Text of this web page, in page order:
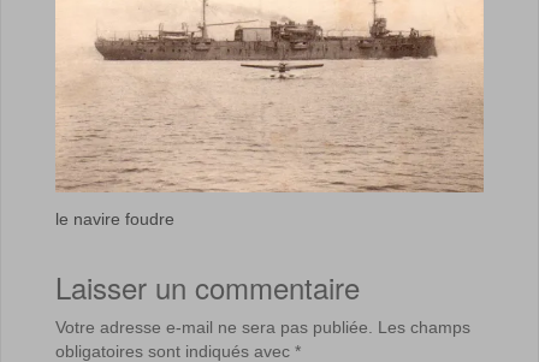
le navire foudre
Laisser un commentaire
Votre adresse e-mail ne sera pas publiée.
Les champs
obligatoires sont indiqués avec *